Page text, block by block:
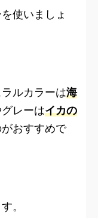
使いましょ
ルカラーは海
レーはイカの
おすすめで
。